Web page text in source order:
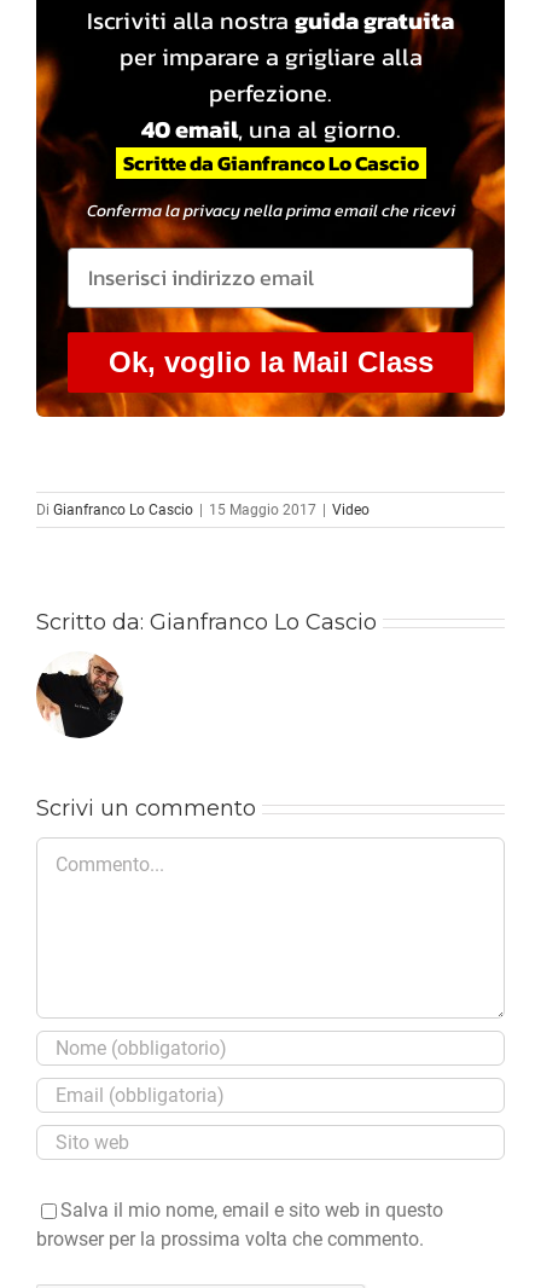
Iscriviti alla nostra guida gratuita
per imparare a grigliare alla
perfezione.
40 email, una al giorno.
Scritte da Gianfranco Lo Cascio
Conferma la privacy nella prima email che ricevi
Ok, voglio la Mail Class
Di Gianfranco Lo Cascio | 15 Maggio 2017 | Video
Scritto da: Gianfranco Lo Cascio
Scrivi un commento
Commento
Salva il mio nome, email e sito web in questo
browser per la prossima volta che commento.